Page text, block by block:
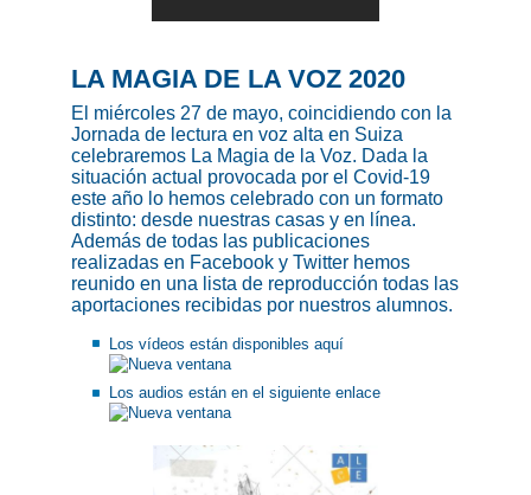
LA MAGIA DE LA VOZ 2020
El miércoles 27 de mayo, coincidiendo con la
Jornada de lectura en voz alta en Suiza
celebraremos La Magia de la Voz. Dada la
situación actual provocada por el Covid-19
este año lo hemos celebrado con un formato
distinto: desde nuestras casas y en línea.
Además de todas las publicaciones
realizadas en Facebook y Twitter hemos
reunido en una lista de reproducción todas las
aportaciones recibidas por nuestros alumnos.
Los vídeos están disponibles aquí
Los audios están en el siguiente enlace